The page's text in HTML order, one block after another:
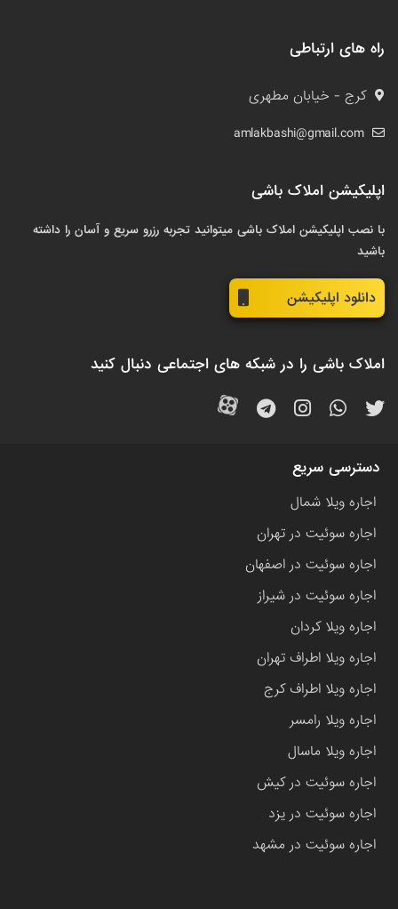
راه های ارتباطی
کرج - خیابان مطهری
amlakbashi@gmail.com
اپلیکیشن املاک باشی
با نصب اپلیکیشن املاک باشی میتوانید تجربه رزرو سریع و آسان را داشته
باشید
دانلود اپلیکیشن
املاک باشی را در شبکه های اجتماعی دنبال کنید
دسترسی سریع
اجاره ویلا شمال
اجاره سوئیت در تهران
اجاره سوئیت در اصفهان
اجاره سوئیت در شیراز
اجاره ویلا کردان
اجاره ویلا اطراف تهران
اجاره ویلا اطراف کرج
اجاره ویلا رامسر
اجاره ویلا ماسال
اجاره سوئیت در کیش
اجاره سوئیت در یزد
اجاره سوئیت در مشهد